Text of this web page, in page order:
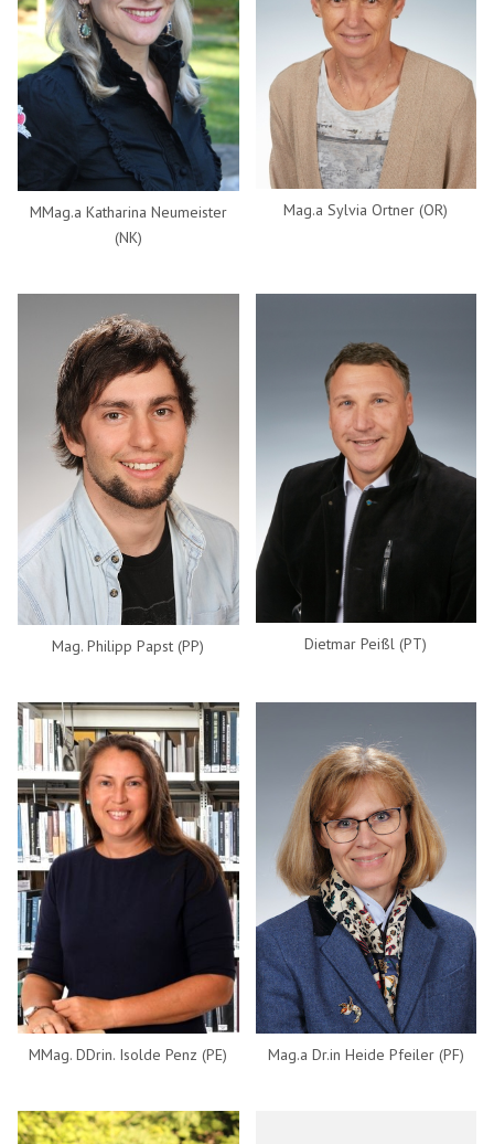
MMag.a Katharina Neumeister
(NK)
Mag.a Sylvia Ortner (OR)
Mag. Philipp Papst (PP) Dietmar Peißl (PT)
MMag. DDrin. Isolde Penz (PE) Mag.a Dr.in Heide Pfeiler (PF)